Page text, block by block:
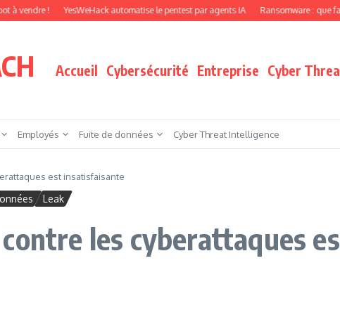
! YesWeHack automatise le pentest par agents IA Ransomware : que faire
Accueil Cybersécurité Entreprise Cyber
Employés Fuite de données Cyber Threat Intelligence
est insatisfaisante
Leak
les cyberattaques